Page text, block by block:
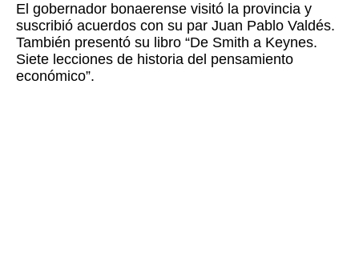
El gobernador bonaerense visitó la provincia y
suscribió acuerdos con su par Juan Pablo Valdés.
También presentó su libro “De Smith a Keynes.
Siete lecciones de historia del pensamiento
económico”.